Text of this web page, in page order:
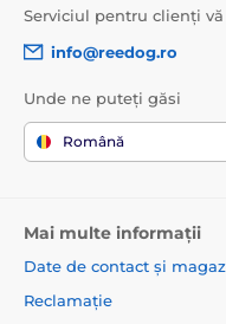
Serviciul pentru clienți
info@reedog.ro
Unde ne puteți găsi
Română
Mai multe informații
Date de contact și
Reclamație